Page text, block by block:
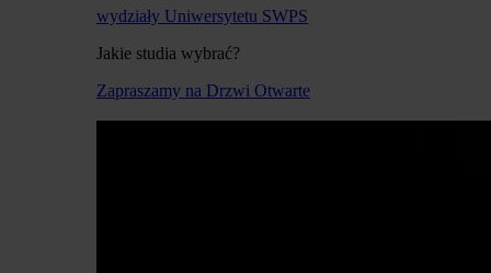
wydziały Uniwersytetu SWPS
Jakie studia wybrać?
Zapraszamy na Drzwi Otwarte